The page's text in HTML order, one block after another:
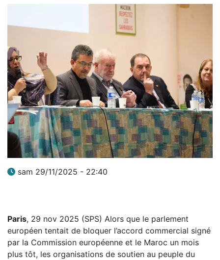
sam 29/11/2025 - 22:40
Paris, 29 nov 2025 (SPS) Alors que le parlement
européen tentait de bloquer l’accord commercial signé
par la Commission européenne et le Maroc un mois
plus tôt, les organisations de soutien au peuple du